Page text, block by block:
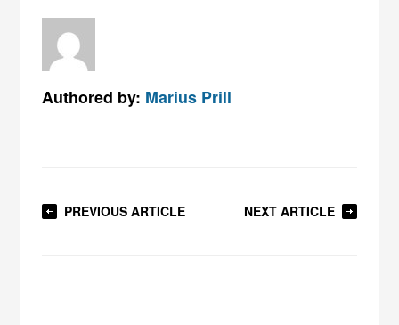
Authored by: Marius Prill
PREVIOUS ARTICLE NEXT ARTICLE